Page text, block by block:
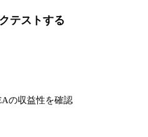
テストする
の収益性を確認